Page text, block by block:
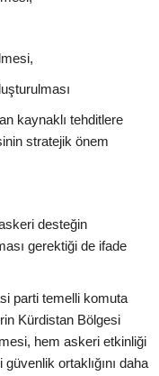
kaynaklı tehditlere
stratejik önem
desteğin
gerektiği de ifade
parti temelli komuta
Kürdistan Bölgesi
hem askeri etkinliği
ortaklığını daha